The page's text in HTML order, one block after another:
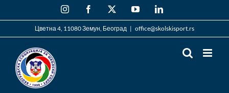
InstagramFacebook YouTubeLinkedIn
Цветна 4, 11080 Земун, Београд | office@skolskisport.rs